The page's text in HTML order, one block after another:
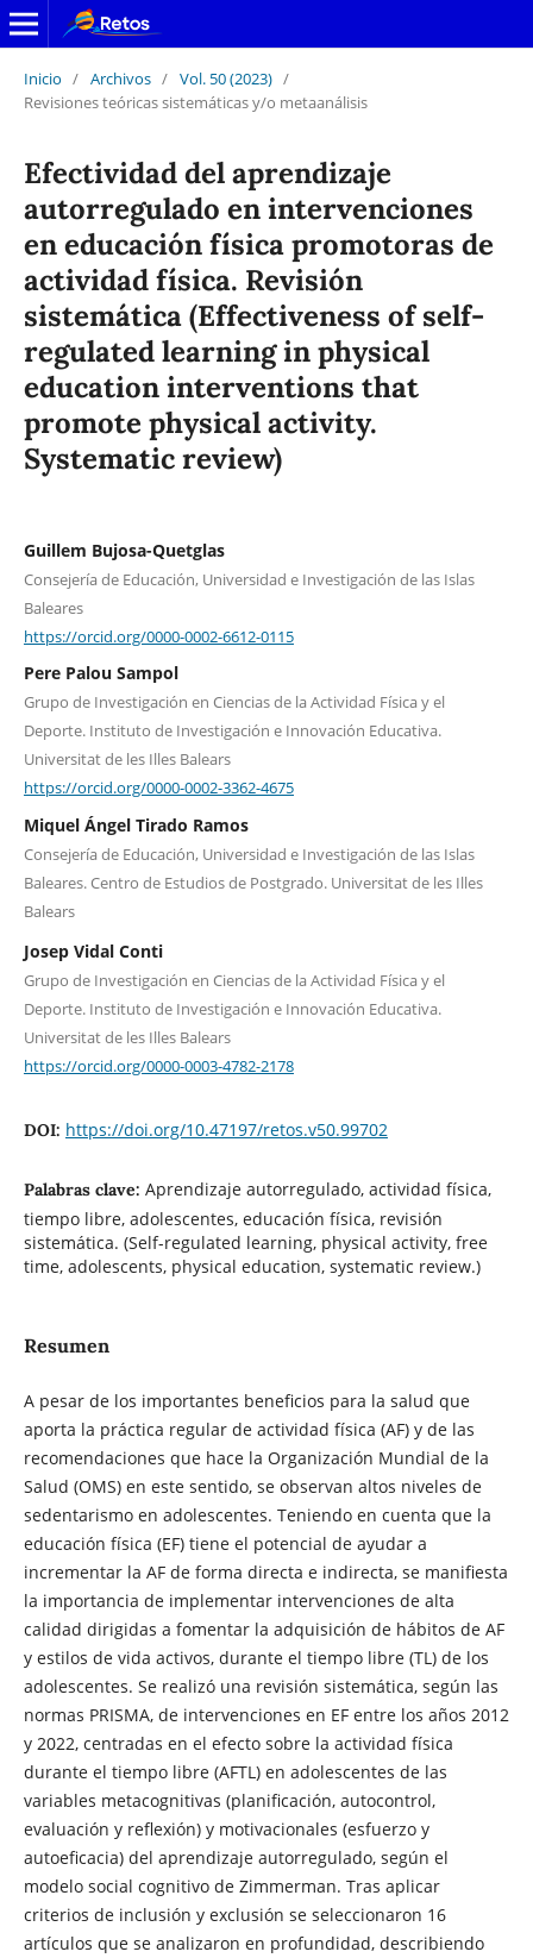
Inicio / Archivos / Vol. 50 (2023) /
Revisiones teóricas sistemáticas y/o metaanálisis
Efectividad del aprendizaje
autorregulado en intervenciones
en educación física promotoras de
actividad física. Revisión
sistemática (Effectiveness of self-
regulated learning in physical
education interventions that
promote physical activity.
Systematic review)
Guillem Bujosa-Quetglas
Consejería de Educación, Universidad e Investigación de las Islas
Baleares
https://orcid.org/0000-0002-6612-0115
Pere Palou Sampol
Grupo de Investigación en Ciencias de la Actividad Física y el
Deporte. Instituto de Investigación e Innovación Educativa.
Universitat de les Illes Balears
https://orcid.org/0000-0002-3362-4675
Miquel Ángel Tirado Ramos
Consejería de Educación, Universidad e Investigación de las Islas
Baleares. Centro de Estudios de Postgrado. Universitat de les Illes
Balears
Josep Vidal Conti
Grupo de Investigación en Ciencias de la Actividad Física y el
Deporte. Instituto de Investigación e Innovación Educativa.
Universitat de les Illes Balears
https://orcid.org/0000-0003-4782-2178
DOI: https://doi.org/10.47197/retos.v50.99702
Palabras clave: Aprendizaje autorregulado, actividad física,
tiempo libre, adolescentes, educación física, revisión
sistemática. (Self-regulated learning, physical activity, free
time, adolescents, physical education, systematic review.)
Resumen
A pesar de los importantes beneficios para la salud que
aporta la práctica regular de actividad física (AF) y de las
recomendaciones que hace la Organización Mundial de la
Salud (OMS) en este sentido, se observan altos niveles de
sedentarismo en adolescentes. Teniendo en cuenta que la
educación física (EF) tiene el potencial de ayudar a
incrementar la AF de forma directa e indirecta, se manifiesta
la importancia de implementar intervenciones de alta
calidad dirigidas a fomentar la adquisición de hábitos de AF
y estilos de vida activos, durante el tiempo libre (TL) de los
adolescentes. Se realizó una revisión sistemática, según las
normas PRISMA, de intervenciones en EF entre los años 2012
y 2022, centradas en el efecto sobre la actividad física
durante el tiempo libre (AFTL) en adolescentes de las
variables metacognitivas (planificación, autocontrol,
evaluación y reflexión) y motivacionales (esfuerzo y
autoeficacia) del aprendizaje autorregulado, según el
modelo social cognitivo de Zimmerman. Tras aplicar
criterios de inclusión y exclusión se seleccionaron 16
artículos que se analizaron en profundidad, describiendo